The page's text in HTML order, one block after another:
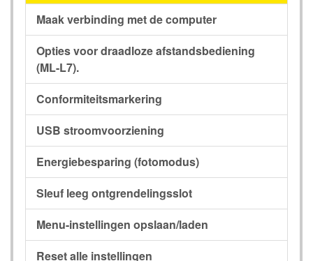
Maak verbinding met de computer
Opties voor draadloze afstandsbediening
(ML-L7).
Conformiteitsmarkering
USB stroomvoorziening
Energiebesparing (fotomodus)
Sleuf leeg ontgrendelingsslot
Menu-instellingen opslaan/laden
Reset alle instellingen